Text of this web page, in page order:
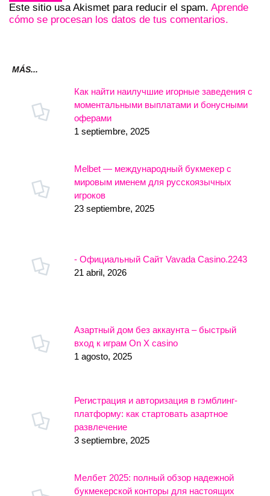
Este sitio usa Akismet para reducir el spam. Aprende
cómo se procesan los datos de tus comentarios.
MÁS...
Как найти наилучшие игорные заведения с
моментальными выплатами и бонусными
оферами
1 septiembre, 2025
Melbet — международный букмекер с
мировым именем для русскоязычных
игроков
23 septiembre, 2025
- Официальный Сайт Vavada Casino.2243
21 abril, 2026
Азартный дом без аккаунта – быстрый
вход к играм On X casino
1 agosto, 2025
Регистрация и авторизация в гэмблинг-
платформу: как стартовать азартное
развлечение
3 septiembre, 2025
Мелбет 2025: полный обзор надежной
букмекерской конторы для настоящих